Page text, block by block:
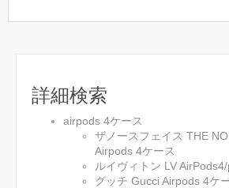
詳細検索
airpods 4ケース
ザノースフェイス THE
Airpods 4ケース
ルイヴィトン LV
グッチ Gucci Airpods 4ケ